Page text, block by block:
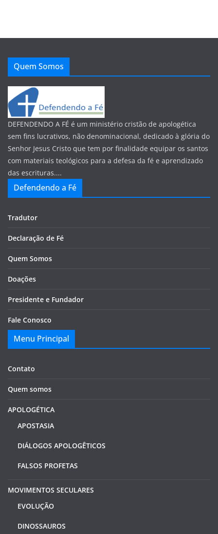
Quem Somos
DEFENDENDO A FÉ é um ministério cristão de apologética
sem fins lucrativos, não denominacional, dedicado à glória do
Senhor Jesus Cristo que tem por finalidade equipar os santos
com materiais teológicos para a defesa da fé e aprendizado
das escrituras....
Defendendo a Fé
Tradutor
Declaração de Fé
Quem Somos
Doações
Presidente e Fundador
Fale Conosco
Menu Principal
Contato
Quem somos
APOLOGÉTICA
APOSTASIA
DIÁLOGOS APOLOGÊTICOS
FALSOS PROFETAS
MOVIMENTOS SECULARES
EVOLUÇÃO
DINOSSAUROS